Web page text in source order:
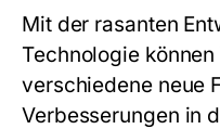
Mit der rasanten
Technologie
verschiedene neue
Verbesserungen in